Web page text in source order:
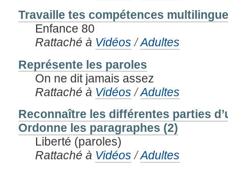
Travaille tes compétences
Enfance 80
Rattaché à Vidéos /Adultes
Représente les paroles
On ne dit jamais assez
Rattaché à Vidéos /Adultes
Reconnaître les différentes parties
Ordonne les paragraphes (2)
Liberté (paroles)
Rattaché à Vidéos /Adultes